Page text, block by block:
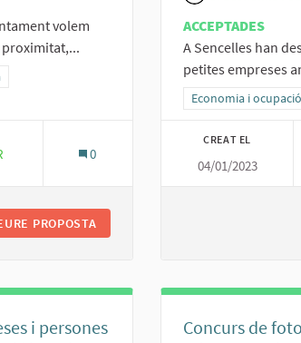
volem
i ocupació. Formació continua
0
PROPOSTA
ACCEPTADES
A Sencelles han
petites empreses
Resultats al filtrar
Economia i ocupació
CREAT EL
04/01/2023
i persones
Concurs de